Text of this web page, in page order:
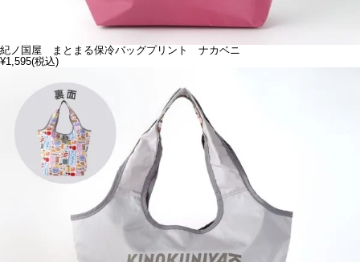
紀ノ国屋 まとまる保冷バッグプリント ナカベニ
¥1,595(税込)